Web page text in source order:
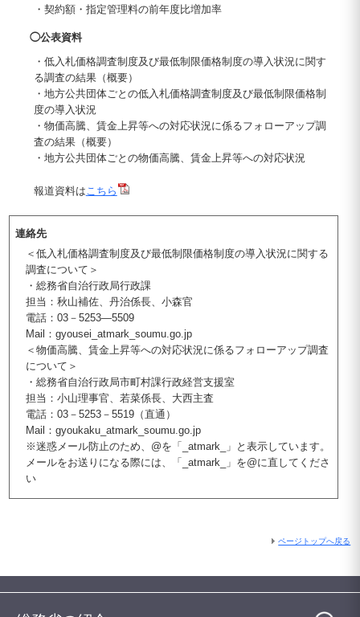
・契約額・指定管理料の前年度比増加率
◯公表資料
・低入札価格調査制度及び最低制限価格制度の導入状況に関す
る調査の結果（概要）
・地方公共団体ごとの低入札価格調査制度及び最低制限価格制
度の導入状況
・物価高騰、賃金上昇等への対応状況に係るフォローアップ調
査の結果（概要）
・地方公共団体ごとの物価高騰、賃金上昇等への対応状況
報道資料はこちら
連絡先
＜低入札価格調査制度及び最低制限価格制度の導入状況に関する
調査について＞
・総務省自治行政局行政課
担当：秋山補佐、丹治係長、小森官
電話：03－5253―5509
Mail：gyousei_atmark_soumu.go.jp
＜物価高騰、賃金上昇等への対応状況に係るフォローアップ調査
について＞
・総務省自治行政局市町村課行政経営支援室
担当：小山理事官、若菜係長、大西主査
電話：03－5253－5519（直通）
Mail：gyoukaku_atmark_soumu.go.jp
※迷惑メール防止のため、@を「_atmark_」と表示しています。
メールをお送りになる際には、「_atmark_」を@に直してくださ
い
ページトップへ戻る